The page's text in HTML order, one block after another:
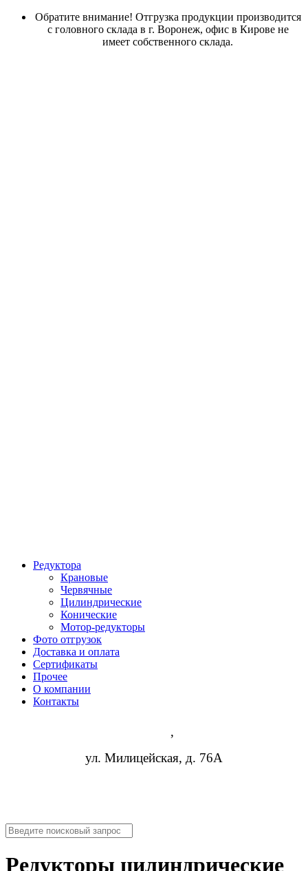
Обратите внимание! Отгрузка продукции производится
с головного склада в г. Воронеж, офис в Кирове не
имеет собственного склада.
Редуктора
Крановые
Червячные
Цилиндрические
Конические
Мотор-редукторы
Фото отгрузок
Доставка и оплата
Сертификаты
Прочее
О компании
Контакты
,
ул. Милицейская, д. 76А
Редукторы цилиндрические